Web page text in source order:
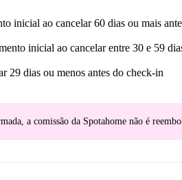
inicial ao cancelar 60 dias ou mais
inicial ao cancelar entre 30 e 59
29 dias ou menos antes do check-in
a comissão da Spotahome não é